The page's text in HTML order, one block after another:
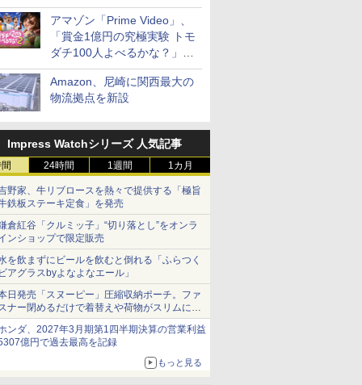
見放題
アマゾン「Prime Video」、
「賞金1億円の究極実験 トモ
ダチ100人よべるかな？」シ
ーズン2の参加者公開
Amazon、尼崎に関西最大の
物流拠点を新設
Impress Watchシリーズ 人気記事
24時間 1週間 1カ月
野家、牛リブロースを熱々で提供する「極旨
鉄板ステーキ定食」を発売
倉紅谷「クルミッ子」“切り落とし”をオンラ
ンショップで限定販売
を飲まずにビールを飲むと倒れる「ふらつく
アグラスbyよなよなエール」
日発売「スヌーピー」圧縮収納ポーチ。ファ
ナー閉めるだけで着替えや荷物がスリムにま
まる
ンダ、2027年3月期第1四半期決算の営業利益
億円で過去最高を記録
もっと見る